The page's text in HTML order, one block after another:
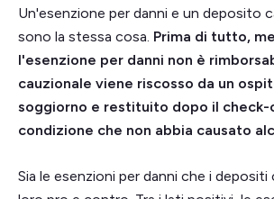
Un'esenzione per danni e un deposito
sono la stessa cosa. Prima di tutto,
l'esenzione per danni non è
cauzionale viene riscosso da un
soggiorno e restituito dopo il check-
condizione che non abbia causato
Sia le esenzioni per danni che i depositi